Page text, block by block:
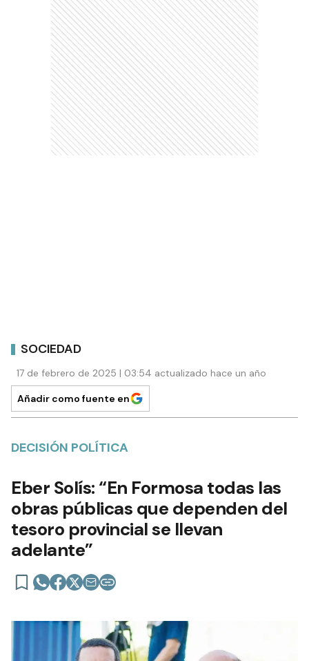
SOCIEDAD
17 de febrero de 2025 | 03:54 actualizado hace un año
Añadir como fuente en
DECISIÓN POLÍTICA
Eber Solís: “En Formosa todas las
obras públicas que dependen del
tesoro provincial se llevan
adelante”